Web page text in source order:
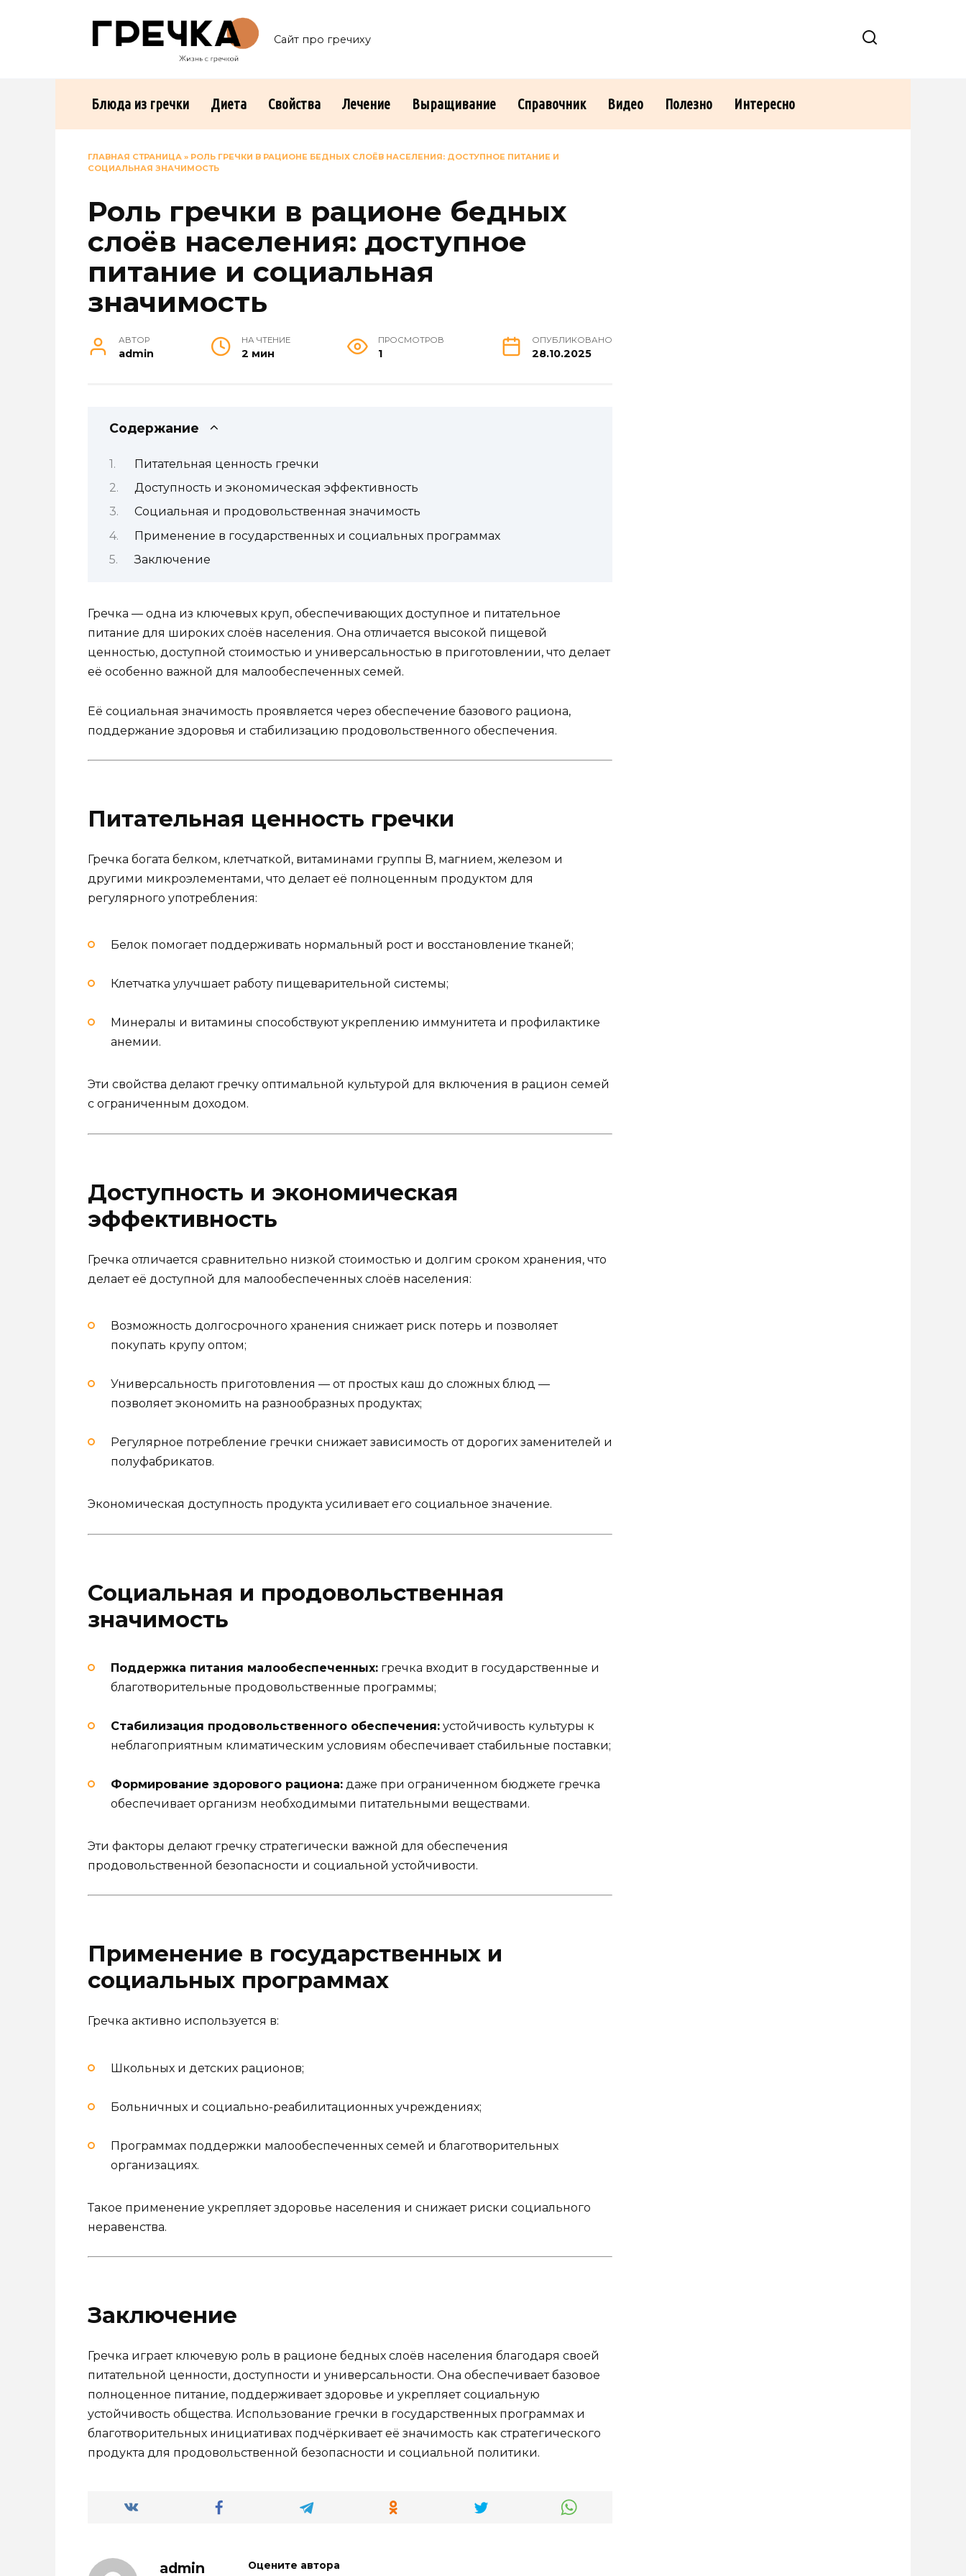
Сайт про гречиху
Блюда из гречки Диета Свойства Лечение Выращивание Справочник Видео Полезно Интересно
ГЛАВНАЯ СТРАНИЦА » РОЛЬ ГРЕЧКИ В РАЦИОНЕ БЕДНЫХ СЛОЁВ НАСЕЛЕНИЯ: ДОСТУПНОЕ ПИТАНИЕ И
СОЦИАЛЬНАЯ ЗНАЧИМОСТЬ
Роль гречки в рационе бедных
слоёв населения: доступное
питание и социальная
значимость
АВТОР
admin
НА ЧТЕНИЕ
2 мин
ПРОСМОТРОВ
1
ОПУБЛИКОВАНО
28.10.2025
Содержание
Питательная ценность гречки
Доступность и экономическая эффективность
Социальная и продовольственная значимость
Применение в государственных и социальных программах
Заключение
Гречка — одна из ключевых круп, обеспечивающих доступное и питательное
питание для широких слоёв населения. Она отличается высокой пищевой
ценностью, доступной стоимостью и универсальностью в приготовлении, что делает
её особенно важной для малообеспеченных семей.
Её социальная значимость проявляется через обеспечение базового рациона,
поддержание здоровья и стабилизацию продовольственного обеспечения.
Питательная ценность гречки
Гречка богата белком, клетчаткой, витаминами группы B, магнием, железом и
другими микроэлементами, что делает её полноценным продуктом для
регулярного употребления:
Белок помогает поддерживать нормальный рост и восстановление тканей;
Клетчатка улучшает работу пищеварительной системы;
Минералы и витамины способствуют укреплению иммунитета и профилактике
анемии.
Эти свойства делают гречку оптимальной культурой для включения в рацион семей
с ограниченным доходом.
Доступность и экономическая
эффективность
Гречка отличается сравнительно низкой стоимостью и долгим сроком хранения, что
делает её доступной для малообеспеченных слоёв населения:
Возможность долгосрочного хранения снижает риск потерь и позволяет
покупать крупу оптом;
Универсальность приготовления — от простых каш до сложных блюд —
позволяет экономить на разнообразных продуктах;
Регулярное потребление гречки снижает зависимость от дорогих заменителей и
полуфабрикатов.
Экономическая доступность продукта усиливает его социальное значение.
Социальная и продовольственная
значимость
Поддержка питания малообеспеченных: гречка входит в государственные и
благотворительные продовольственные программы;
Стабилизация продовольственного обеспечения: устойчивость культуры к
неблагоприятным климатическим условиям обеспечивает стабильные поставки;
Формирование здорового рациона: даже при ограниченном бюджете гречка
обеспечивает организм необходимыми питательными веществами.
Эти факторы делают гречку стратегически важной для обеспечения
продовольственной безопасности и социальной устойчивости.
Применение в государственных и
социальных программах
Гречка активно используется в:
Школьных и детских рационов;
Больничных и социально-реабилитационных учреждениях;
Программах поддержки малообеспеченных семей и благотворительных
организациях.
Такое применение укрепляет здоровье населения и снижает риски социального
неравенства.
Заключение
Гречка играет ключевую роль в рационе бедных слоёв населения благодаря своей
питательной ценности, доступности и универсальности. Она обеспечивает базовое
полноценное питание, поддерживает здоровье и укрепляет социальную
устойчивость общества. Использование гречки в государственных программах и
благотворительных инициативах подчёркивает её значимость как стратегического
продукта для продовольственной безопасности и социальной политики.
admin Оцените автора